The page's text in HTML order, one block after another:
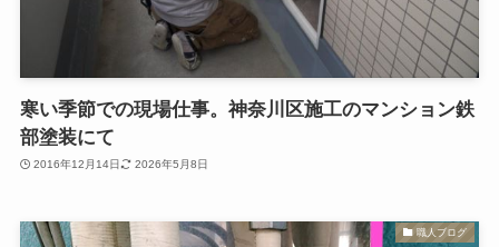
寒い季節での現場仕事。神奈川区施工のマンション鉄
部塗装にて
2016年12月14日 2026年5月8日
職人ブログ